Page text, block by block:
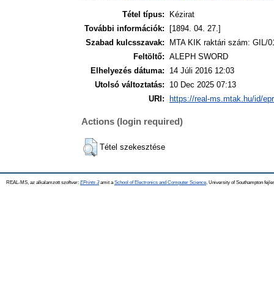
Tétel típus:
Kézirat
További információk:
[1894. 04. 27.]
Szabad kulcsszavak:
MTA KIK raktári szám: GIL/
Feltöltő: ALEPH SWORD
Elhelyezés dátuma:
14 Júli 2016 12:03
Utolsó változtatás:
10 Dec 2025 07:13
URI:
https://real-ms.mtak.hu/id/
Actions (login required)
Tétel szekesztése
REAL-MS, az alkalamzott szoftver: EPrints 3amit a School of Electronics and Computer Science , University of Southampton